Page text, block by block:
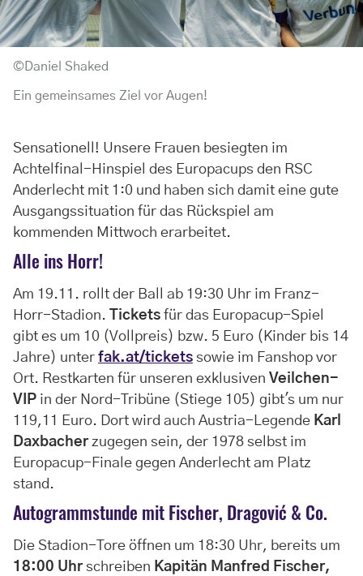
Ein gemeinsames Ziel vor Augen!
©Daniel Shaked
Sensationell! Unsere Frauen besiegten im
Achtelfinal-Hinspiel des Europacups den RSC
Anderlecht mit 1:0 und haben sich damit eine gute
Ausgangssituation für das Rückspiel am
kommenden Mittwoch erarbeitet.
Alle ins Horr!
Am 19.11. rollt der Ball ab 19:30 Uhr im Franz-
Horr-Stadion.
Tickets für das Europacup-Spiel
gibt es um 10 (Vollpreis) bzw. 5 Euro (Kinder bis 14
Jahre) unter fak.at/tickets sowie im Fanshop vor
Ort. Restkarten für unseren exklusiven Veilchen-
VIP in der Nord-Tribüne (Stiege 105) gibt's um nur
119,11 Euro. Dort wird auch Austria-Legende Karl
Daxbacherzugegen sein, der 1978 selbst im
Europacup-Finale gegen Anderlecht am Platz
stand.
Autogrammstunde mit Fischer, Dragović & Co.
Die Stadion-Tore öffnen um 18:30 Uhr, bereits um
18:00 Uhrschreiben Kapitän Manfred Fischer,